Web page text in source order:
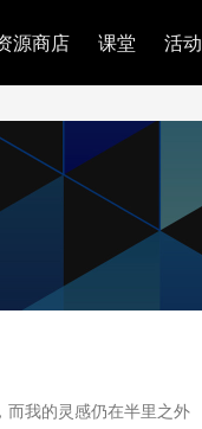
源商店 课堂 活动
而我的灵感仍在半里之外